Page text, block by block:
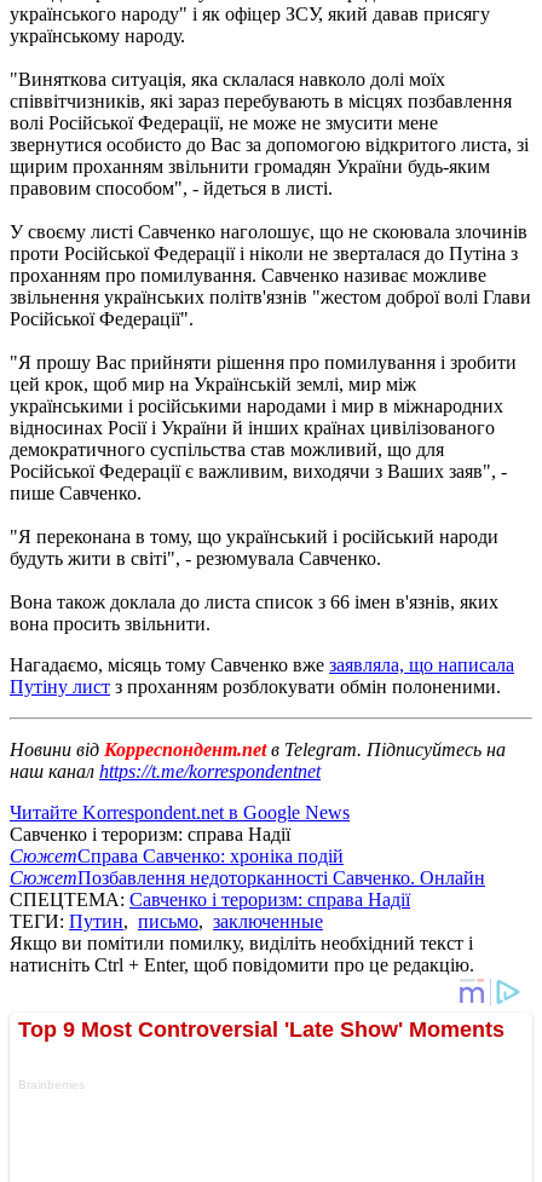
українського народу" і як офіцер ЗСУ, який давав присягу
українському народу.
"Виняткова ситуація, яка склалася навколо долі моїх
співвітчизників, які зараз перебувають в місцях позбавлення
волі Російської Федерації, не може не змусити мене
звернутися особисто до Вас за допомогою відкритого листа, зі
щирим проханням звільнити громадян України будь-яким
правовим способом", - йдеться в листі.
У своєму листі Савченко наголошує, що не скоювала злочинів
проти Російської Федерації і ніколи не зверталася до Путіна з
проханням про помилування. Савченко називає можливе
звільнення українських політв'язнів "жестом доброї волі Глави
Російської Федерації".
"Я прошу Вас прийняти рішення про помилування і зробити
цей крок, щоб мир на Українській землі, мир між
українськими і російськими народами і мир в міжнародних
відносинах Росії і України й інших країнах цивілізованого
демократичного суспільства став можливий, що для
Російської Федерації є важливим, виходячи з Ваших заяв", -
пише Савченко.
"Я переконана в тому, що український і російський народи
будуть жити в світі", - резюмувала Савченко.
Вона також доклала до листа список з 66 імен в'язнів, яких
вона просить звільнити.
Нагадаємо, місяць тому Савченко вже заявляла, що написала
Путіну лист з проханням розблокувати обмін полоненими.
Новини від Корреспондент.netв Telegram. Підписуйтесь на
наш канал https://t.me/korrespondentnet
Читайте Korrespondent.net в Google News
Савченко і тероризм: справа Надії
СюжетСправа Савченко: хроніка подій
СюжетПозбавлення недоторканності Савченко. Онлайн
СПЕЦТЕМА: Савченко і тероризм: справа Надії
ТЕГИ: Путин, письмо, заключенные
Якщо ви помітили помилку, виділіть необхідний текст і
натисніть Ctrl + Enter, щоб повідомити про це редакцію.